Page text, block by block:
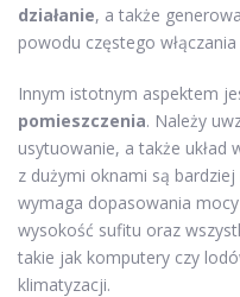
działanie, a także
powodu częstego włączania
Innym istotnym aspektem
pomieszczenia. Należy
usytuowanie, a także układ
z dużymi oknami są
wymaga dopasowania
wysokość sufitu oraz
takie jak komputery czy
klimatyzacji.